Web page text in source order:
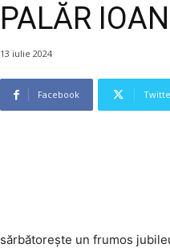
PALĂR IOAN
13 iulie 2024
Facebook
sărbătorește un frumos